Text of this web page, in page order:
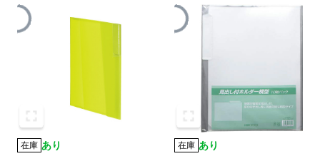
在庫 あり
在庫 あり